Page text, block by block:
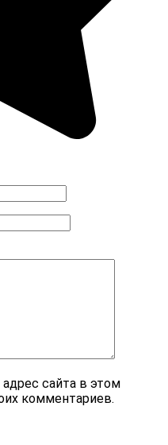
сайта в этом
комментариев.